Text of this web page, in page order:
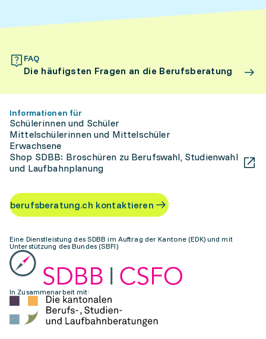
FAQ
Die häufigsten Fragen an die Berufsberatung
Informationen für
Schülerinnen und Schüler
Mittelschülerinnen und Mittelschüler
Erwachsene
Shop SDBB: Broschüren zu Berufswahl, Studienwahl
und Laufbahnplanung
berufsberatung.ch kontaktieren
Eine Dienstleistung des SDBB im Auftrag der Kantone (EDK) und mit
Unterstützung des Bundes (SBFI)
In Zusammenarbeit mit: